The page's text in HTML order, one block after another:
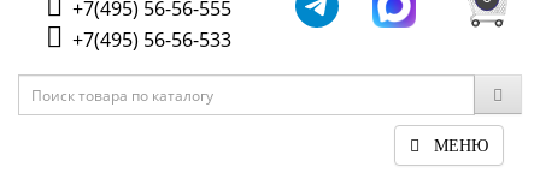
+7(495) 56-56-555
+7(495) 56-56-533
МЕНЮ